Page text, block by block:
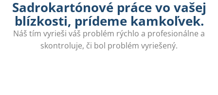
Sadrokartónové práce vo vašej
blízkosti, prídeme kamkoľvek.
Náš tím vyrieši váš problém rýchlo a profesionálne a
skontroluje, či bol problém vyriešený.